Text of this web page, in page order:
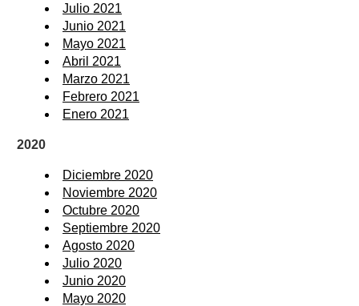
Julio 2021
Junio 2021
Mayo 2021
Abril 2021
Marzo 2021
Febrero 2021
Enero 2021
2020
Diciembre 2020
Noviembre 2020
Octubre 2020
Septiembre 2020
Agosto 2020
Julio 2020
Junio 2020
Mayo 2020